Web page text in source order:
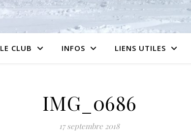
LE CLUB INFOS LIENS UTILES
IMG_0686
17 septembre 2018